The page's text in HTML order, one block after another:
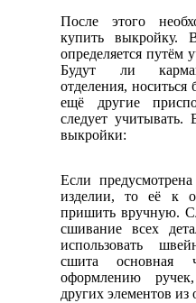
После этого
купить выкройку.
определяется путём
Будут ли
отделения, носиться
ещё другие
следует
выкройки:
Если
изделии, то её к
пришить вручную.
сшивание всех
использовать
сшита основная
оформлению
других элементов из